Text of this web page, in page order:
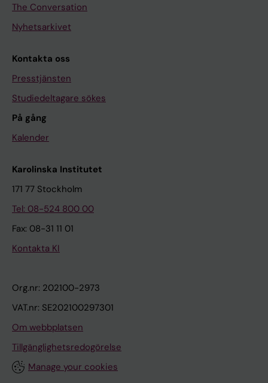
The Conversation
Nyhetsarkivet
Kontakta oss
Presstjänsten
Studiedeltagare sökes
På gång
Kalender
Karolinska Institutet
171 77 Stockholm
Tel: 08-524 800 00
Fax: 08-31 11 01
Kontakta KI
Org.nr: 202100-2973
VAT.nr: SE202100297301
Om webbplatsen
Tillgänglighetsredogörelse
Manage your cookies